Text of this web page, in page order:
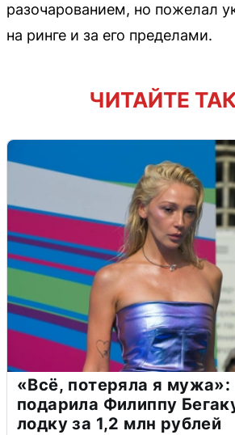
разочарованием, но пожелал
на ринге и за его пределами.
ЧИТАЙТЕ
«Всё, потеряла я мужа»:
подарила Филиппу
лодку за 1,2 млн рублей